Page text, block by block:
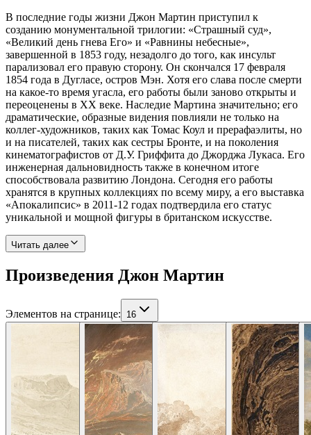
В последние годы жизни Джон Мартин приступил к
созданию монументальной трилогии: «Страшный суд»,
«Великий день гнева Его» и «Равнины небесные»,
завершенной в 1853 году, незадолго до того, как инсульт
парализовал его правую сторону. Он скончался 17 февраля
1854 года в Дугласе, остров Мэн. Хотя его слава после смерти
на какое-то время угасла, его работы были заново открыты и
переоценены в XX веке. Наследие Мартина значительно; его
драматические, образные видения повлияли не только на
коллег-художников, таких как Томас Коул и прерафаэлиты, но
и на писателей, таких как сестры Бронте, и на поколения
кинематографистов от Д.У. Гриффита до Джорджа Лукаса. Его
инженерная дальновидность также в конечном итоге
способствовала развитию Лондона. Сегодня его работы
хранятся в крупных коллекциях по всему миру, а его выставка
«Апокалипсис» в 2011-12 годах подтвердила его статус
уникальной и мощной фигуры в британском искусстве.
Читать далее
Произведения Джон Мартин
Элементов на странице: 16